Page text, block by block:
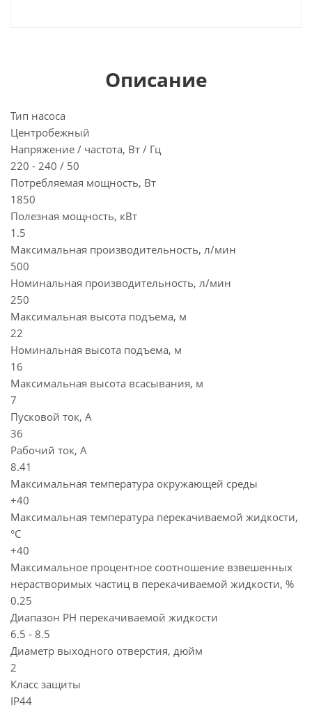
Описание
Тип насоса
Центробежный
Напряжение / частота, Вт / Гц
220 - 240 / 50
Потребляемая мощность, Вт
1850
Полезная мощность, кВт
1.5
Максимальная производительность, л/мин
500
Номинальная производительность, л/мин
250
Максимальная высота подъема, м
22
Номинальная высота подъема, м
16
Максимальная высота всасывания, м
7
Пусковой ток, А
36
Рабочий ток, А
8.41
Максимальная температура окружающей среды
+40
Максимальная температура перекачиваемой жидкости,
°C
+40
Максимальное процентное соотношение взвешенных
нерастворимых частиц в перекачиваемой жидкости, %
0.25
Диапазон PH перекачиваемой жидкости
6.5 - 8.5
Диаметр выходного отверстия, дюйм
2
Класс защиты
IP44